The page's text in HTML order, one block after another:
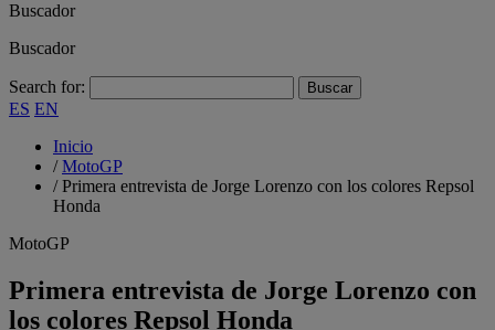
Buscador
Buscador
Search for:
ES EN
Inicio
/MotoGP
/Primera entrevista de Jorge Lorenzo con los colores Repsol
Honda
MotoGP
Primera entrevista de Jorge Lorenzo con
los colores Repsol Honda